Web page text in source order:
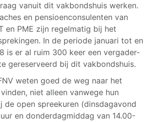
vanuit dit vakbondshuis werken.
en pensioenconsulenten van
en PME zijn regelmatig bij het
In de periode januari tot en
is er al ruim 300 keer een vergader-
gereserveerd bij dit vakbondshuis.
weten goed de weg naar het
niet alleen vanwege hun
de open spreekuren (dinsdagavond
en donderdagmiddag van 14.00-